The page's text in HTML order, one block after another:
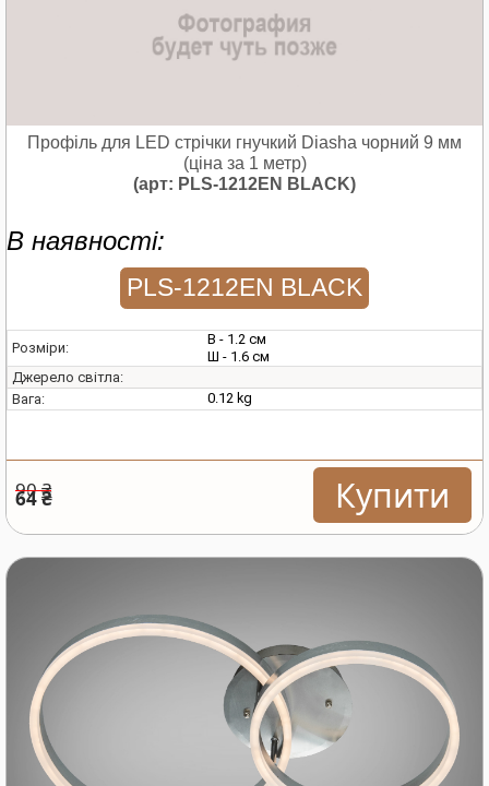
Профіль для LED стрічки гнучкий Diasha чорний 9 мм
(ціна за 1 метр)
(арт: PLS-1212EN BLACK)
В наявності:
PLS-1212EN BLACK
Розміри:
В - 1.2 см
Ш - 1.6 см
Джерело світла:
Вага:
0.12 kg
90 ₴
64 ₴ Купити